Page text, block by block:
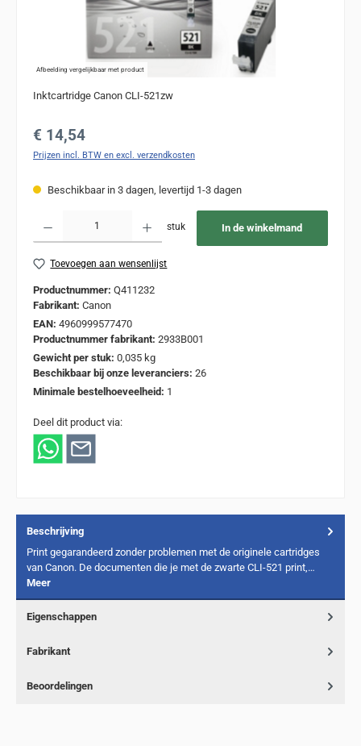
Afbeelding vergelijkbaar met product
Inktcartridge Canon CLI-521zw
Normale prijs:
€ 14,54
Prijzen incl. BTW en excl. verzendkosten
Beschikbaar in 3 dagen, levertijd 1-3 dagen
stuk In de winkelmand
Toevoegen aan wensenlijst
Productnummer: Q411232
Fabrikant: Canon
EAN: 4960999577470
Productnummer fabrikant: 2933B001
Gewicht per stuk: 0,035 kg
Beschikbaar bij onze leveranciers: 26
Minimale bestelhoeveelheid: 1
Deel dit product via:
Beschrijving
Print gegarandeerd zonder problemen met de originele cartridges
van Canon. De documenten die je met de zwarte CLI-521 print,…
Meer
Eigenschappen
Fabrikant
Beoordelingen